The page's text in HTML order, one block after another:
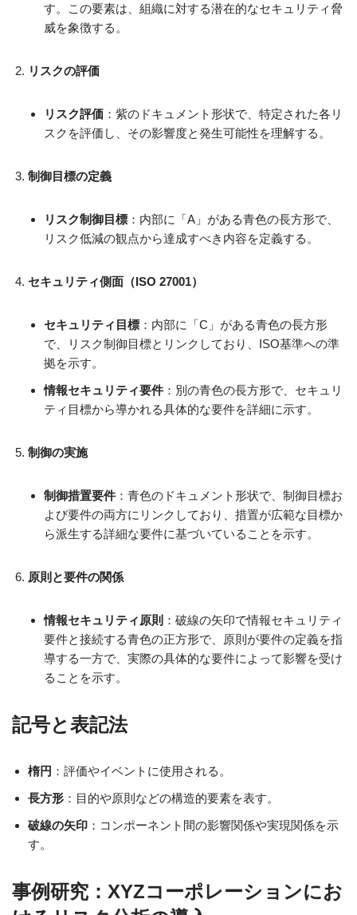
す。この要素は、組織に対する潜在的なセキュリティ脅
威を象徴する。
リスクの評価
リスク評価 ：紫のドキュメント形状で、特定された各リ
スクを評価し、その影響度と発生可能性を理解する。
制御目標の定義
リスク制御目標 ：内部に「A」がある青色の長方形で、
リスク低減の観点から達成すべき内容を定義する。
セキュリティ側面（ISO 27001）
セキュリティ目標 ：内部に「C」がある青色の長方形
で、リスク制御目標とリンクしており、ISO基準への準
拠を示す。
情報セキュリティ要件：別の青色の長方形で、セキュリ
ティ目標から導かれる具体的な要件を詳細に示す。
制御の実施
制御措置要件：青色のドキュメント形状で、制御目標お
よび要件の両方にリンクしており、措置が広範な目標か
ら派生する詳細な要件に基づいていることを示す。
原則と要件の関係
情報セキュリティ原則 ：破線の矢印で情報セキュリティ
要件と接続する青色の正方形で、原則が要件の定義を指
導する一方で、実際の具体的な要件によって影響を受け
ることを示す。
記号と表記法
楕円 ：評価やイベントに使用される。
長方形 ：目的や原則などの構造的要素を表す。
破線の矢印 ：コンポーネント間の影響関係や実現関係を示
す。
事例研究：XYZコーポレーションにお